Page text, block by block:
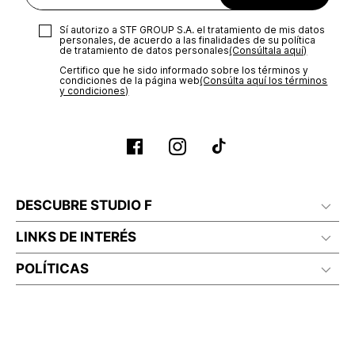
Sí autorizo a STF GROUP S.A. el tratamiento de mis datos
personales, de acuerdo a las finalidades de su política
de tratamiento de datos personales‎(Consúltala aquí)
Certifico que he sido informado sobre los términos y
condiciones de la página web‎(Consúlta aquí los términos
y condiciones)
DESCUBRE STUDIO F
LINKS DE INTERÉS
POLÍTICAS